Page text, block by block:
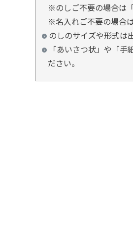
※のしご不要の場合は
※名入れご不要の場合
のしのサイズや形式は
「あいさつ状」や「
ださい。